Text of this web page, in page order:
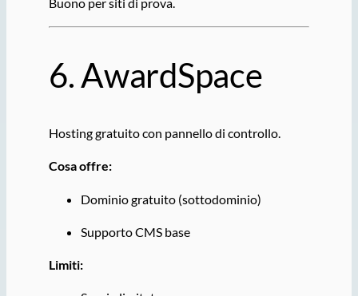
Buono per siti di prova.
6.AwardSpace
Hosting gratuito con pannello di controllo.
Cosa offre:
Dominio gratuito (sottodominio)
Supporto CMS base
Limiti: